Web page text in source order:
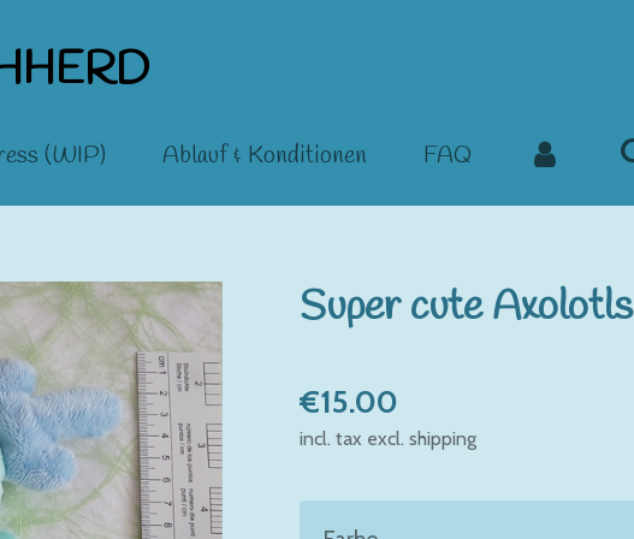
(WIP) Ablauf & Konditionen FAQ
Super cute Axolotls
€15.00
incl. tax excl. shipping